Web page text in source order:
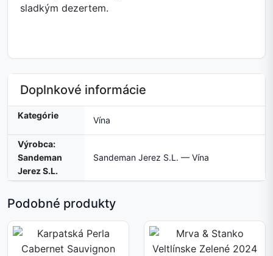
sladkým dezertem.
Doplnkové informácie
Kategórie Vína
Výrobca:
Sandeman
Jerez S.L.
Sandeman Jerez S.L. — Vína
Podobné produkty